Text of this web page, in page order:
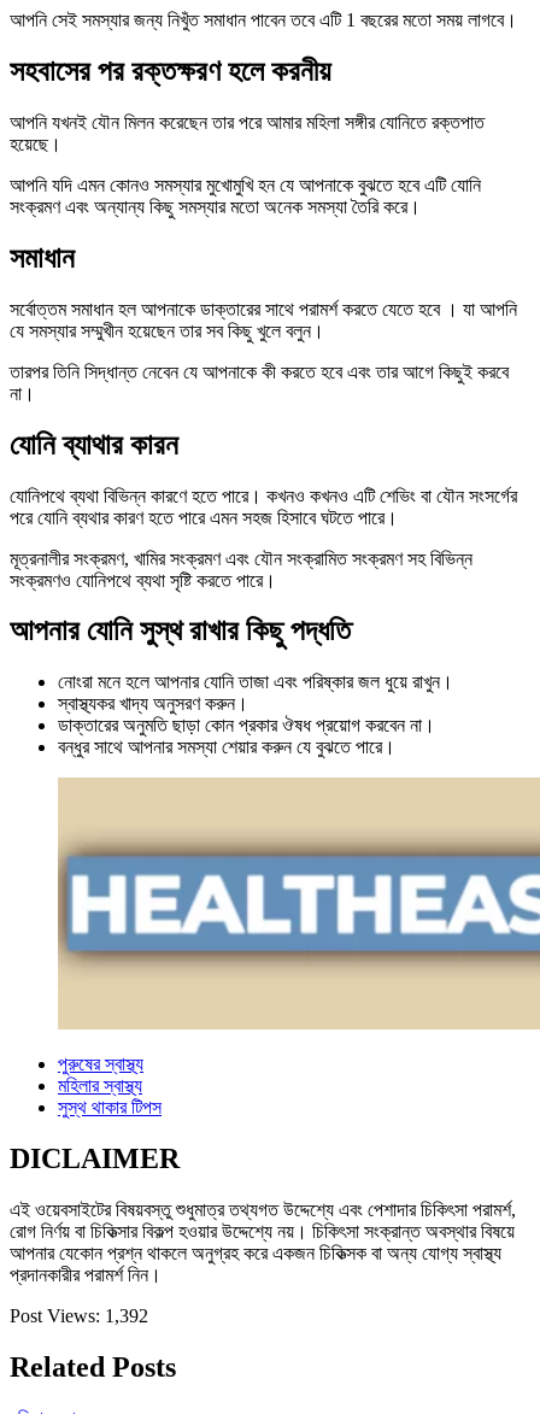
আপনি সেই সমস্যার জন্য নিখুঁত সমাধান পাবেন তবে এটি 1 বছরের মতো সময় লাগবে।
সহবাসের পর রক্তক্ষরণ হলে করনীয়
আপনি যখনই যৌন মিলন করেছেন তার পরে আমার মহিলা সঙ্গীর যোনিতে রক্তপাত
হয়েছে।
আপনি যদি এমন কোনও সমস্যার মুখোমুখি হন যে আপনাকে বুঝতে হবে এটি যোনি
সংক্রমণ এবং অন্যান্য কিছু সমস্যার মতো অনেক সমস্যা তৈরি করে।
সমাধান
সর্বোত্তম সমাধান হল আপনাকে ডাক্তারের সাথে পরামর্শ করতে যেতে হবে । যা আপনি
যে সমস্যার সম্মুখীন হয়েছেন তার সব কিছু খুলে বলুন।
তারপর তিনি সিদ্ধান্ত নেবেন যে আপনাকে কী করতে হবে এবং তার আগে কিছুই করবে
না।
যোনি ব্যাথার কারন
যোনিপথে ব্যথা বিভিন্ন কারণে হতে পারে। কখনও কখনও এটি শেভিং বা যৌন সংসর্গের
পরে যোনি ব্যথার কারণ হতে পারে এমন সহজ হিসাবে ঘটতে পারে।
মূত্রনালীর সংক্রমণ, খামির সংক্রমণ এবং যৌন সংক্রামিত সংক্রমণ সহ বিভিন্ন
সংক্রমণও যোনিপথে ব্যথা সৃষ্টি করতে পারে।
আপনার যোনি সুস্থ রাখার কিছু পদ্ধতি
নোংরা মনে হলে আপনার যোনি তাজা এবং পরিষ্কার জল ধুয়ে রাখুন।
স্বাস্থ্যকর খাদ্য অনুসরণ করুন।
ডাক্তারের অনুমতি ছাড়া কোন প্রকার ঔষধ প্রয়োগ করবেন না।
বন্ধুর সাথে আপনার সমস্যা শেয়ার করুন যে বুঝতে পারে।
পুরুষের স্বাস্থ্য
মহিলার স্বাস্থ্য
সুস্থ থাকার টিপস
DICLAIMER
এই ওয়েবসাইটের বিষয়বস্তু শুধুমাত্র তথ্যগত উদ্দেশ্যে এবং পেশাদার চিকিৎসা পরামর্শ,
রোগ নির্ণয় বা চিকিত্সার বিকল্প হওয়ার উদ্দেশ্যে নয়। চিকিৎসা সংক্রান্ত অবস্থার বিষয়ে
আপনার যেকোন প্রশ্ন থাকলে অনুগ্রহ করে একজন চিকিত্সক বা অন্য যোগ্য স্বাস্থ্য
প্রদানকারীর পরামর্শ নিন।
Post Views: 1,392
Related Posts